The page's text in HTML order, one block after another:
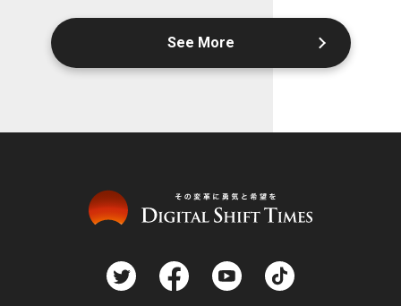
See More